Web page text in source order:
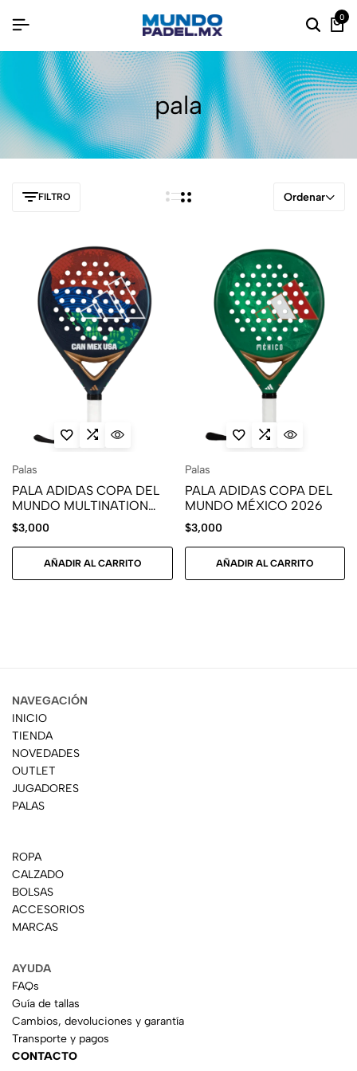
0
pala
FILTRO Ordenar
Palas
PALA ADIDAS COPA DEL
MUNDO MULTINATION
2026
$3,000
AÑADIR AL CARRITO
Palas
PALA ADIDAS COPA DEL
MUNDO MÉXICO 2026
$3,000
AÑADIR AL CARRITO
NAVEGACIÓN
INICIO
TIENDA
NOVEDADES
OUTLET
JUGADORES
PALAS
ROPA
CALZADO
BOLSAS
ACCESORIOS
MARCAS
AYUDA
FAQs
Guía de tallas
Cambios, devoluciones y garantía
Transporte y pagos
CONTACTO